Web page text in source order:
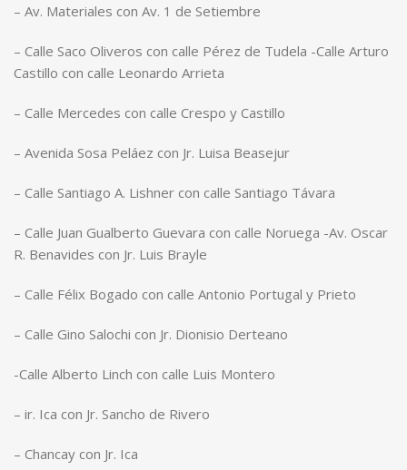
– Av. Materiales con Av. 1 de Setiembre
– Calle Saco Oliveros con calle Pérez de Tudela -Calle Arturo
Castillo con calle Leonardo Arrieta
– Calle Mercedes con calle Crespo y Castillo
– Avenida Sosa Peláez con Jr. Luisa Beasejur
– Calle Santiago A. Lishner con calle Santiago Távara
– Calle Juan Gualberto Guevara con calle Noruega -Av. Oscar
R. Benavides con Jr. Luis Brayle
– Calle Félix Bogado con calle Antonio Portugal y Prieto
– Calle Gino Salochi con Jr. Dionisio Derteano
-Calle Alberto Linch con calle Luis Montero
– ir. Ica con Jr. Sancho de Rivero
– Chancay con Jr. Ica